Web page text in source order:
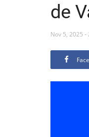
de
Nov 5, 2025 -